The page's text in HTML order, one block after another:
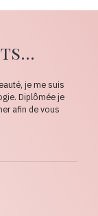
je me suis
Diplômée je
afin de vous